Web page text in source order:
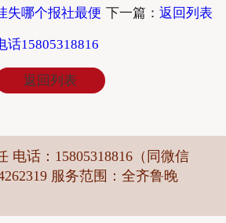
下一篇：返回列表
失哪个报社最便
话15805318816
返回列表
电话：15805318816（同微信
服务范围：全齐鲁晚